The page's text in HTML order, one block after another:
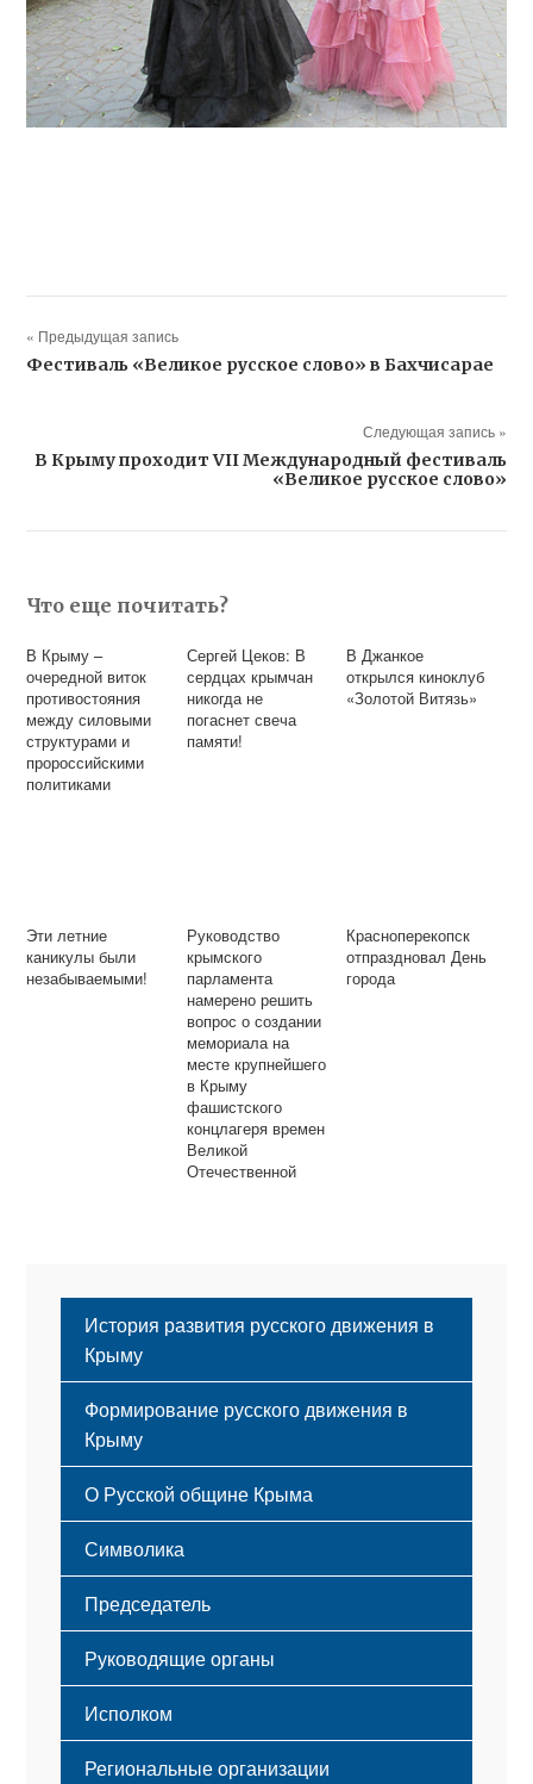
« Предыдущая запись
Фестиваль «Великое русское слово» в Бахчисарае
Следующая запись »
В Крыму проходит VII Международный фестиваль
«Великое русское слово»
Что еще почитать?
В Крыму –
очередной виток
противостояния
между силовыми
структурами и
пророссийскими
политиками
Сергей Цеков: В
сердцах крымчан
никогда не
погаснет свеча
памяти!
В Джанкое
открылся киноклуб
«Золотой Витязь»
Эти летние
каникулы были
незабываемыми!
Руководство
крымского
парламента
намерено решить
вопрос о создании
мемориала на
месте крупнейшего
в Крыму
фашистского
концлагеря времен
Великой
Отечественной
Красноперекопск
отпраздновал День
города
История развития русского движения в
Крыму
Формирование русского движения в
Крыму
Русский Крым
О Русской общине Крыма
Этапы становления
Принципы деятельности
Структура
Мероприятия
Символика
Флаг
Герб
Гимн
Председатель
Руководящие органы
Исполком
Региональные организации